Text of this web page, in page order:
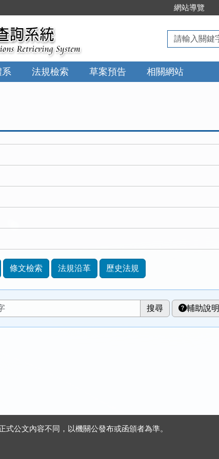
網站導覽
請
輸
入
關
鍵
系 法規檢索 草案預告 相關網站
條文檢索 法規沿革 歷史法規
輔助說明
公文內容不同，以機關公發布或函頒者為準。